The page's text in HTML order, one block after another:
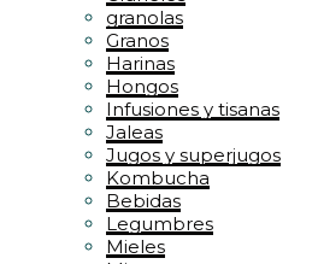
granolas
Granos
Harinas
Hongos
Infusiones y tisanas
Jaleas
Jugos y superjugos
Kombucha
Bebidas
Legumbres
Mieles